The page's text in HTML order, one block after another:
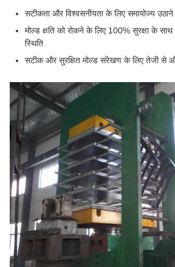
सटीकता और विश्वसनीयता के लिए समायोज्य
मोल्ड क्षति को रोकने के लिए 100% सुरक्षा के
स्थिति
सटीक और सुरक्षित मोल्ड संरेखण के लिए तेजी से